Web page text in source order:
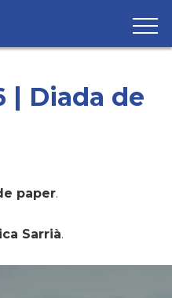
| Diada de
paper.
Sarrià.